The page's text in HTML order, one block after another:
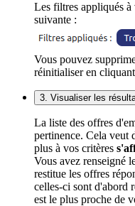
Les filtres appliqués à
suivante :
Vous pouvez
réinitialiser en
3. Visualiser les
La liste des offres
pertinence. Cela veut
plus à vos critères
Vous avez renseigné
restitue les offres
celles-ci sont d'abord
est le plus proche de